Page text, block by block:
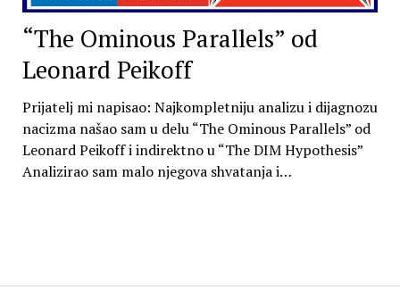
“The Ominous Parallels” od
Leonard Peikoff
Prijatelj mi napisao: Najkompletniju analizu i dijagnozu
nacizma našao sam u delu “The Ominous Parallels” od
Leonard Peikoff i indirektno u “The DIM Hypothesis”
Analizirao sam malo njegova shvatanja i…